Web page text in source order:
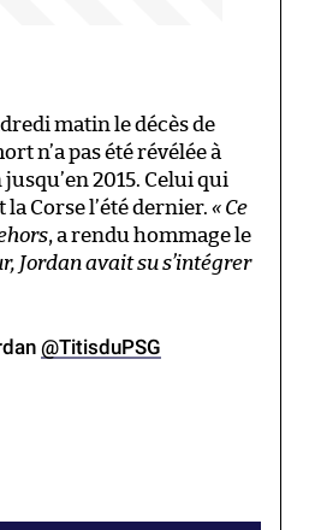
matin le décès de
n’a pas été révélée à
2015. Celui qui
Corse l’été dernier. « Ce
, a rendu hommage le
Jordan avait su s’intégrer
@TitisduPSG